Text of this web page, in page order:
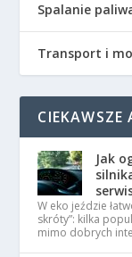
Spalanie
Transport i
CIEKAWSZE
Jak
W eko jeździe
skróty”: kilka
mimo dobrych